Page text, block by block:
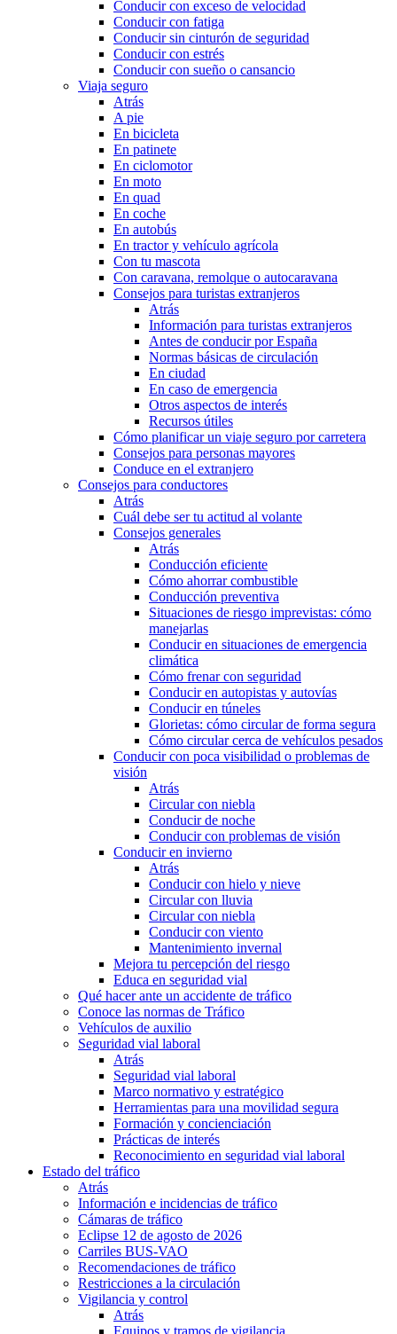
Conducir con exceso de velocidad
Conducir con fatiga
Conducir sin cinturón de seguridad
Conducir con estrés
Conducir con sueño o cansancio
Viaja seguro
Atrás
A pie
En bicicleta
En patinete
En ciclomotor
En moto
En quad
En coche
En autobús
En tractor y vehículo agrícola
Con tu mascota
Con caravana, remolque o autocaravana
Consejos para turistas extranjeros
Atrás
Información para turistas extranjeros
Antes de conducir por España
Normas básicas de circulación
En ciudad
En caso de emergencia
Otros aspectos de interés
Recursos útiles
Cómo planificar un viaje seguro por carretera
Consejos para personas mayores
Conduce en el extranjero
Consejos para conductores
Atrás
Cuál debe ser tu actitud al volante
Consejos generales
Atrás
Conducción eficiente
Cómo ahorrar combustible
Conducción preventiva
Situaciones de riesgo imprevistas: cómo
manejarlas
Conducir en situaciones de emergencia
climática
Cómo frenar con seguridad
Conducir en autopistas y autovías
Conducir en túneles
Glorietas: cómo circular de forma segura
Cómo circular cerca de vehículos pesados
Conducir con poca visibilidad o problemas de
visión
Atrás
Circular con niebla
Conducir de noche
Conducir con problemas de visión
Conducir en invierno
Atrás
Conducir con hielo y nieve
Circular con lluvia
Circular con niebla
Conducir con viento
Mantenimiento invernal
Mejora tu percepción del riesgo
Educa en seguridad vial
Qué hacer ante un accidente de tráfico
Conoce las normas de Tráfico
Vehículos de auxilio
Seguridad vial laboral
Atrás
Seguridad vial laboral
Marco normativo y estratégico
Herramientas para una movilidad segura
Formación y concienciación
Prácticas de interés
Reconocimiento en seguridad vial laboral
Estado del tráfico
Atrás
Información e incidencias de tráfico
Cámaras de tráfico
Eclipse 12 de agosto de 2026
Carriles BUS-VAO
Recomendaciones de tráfico
Restricciones a la circulación
Vigilancia y control
Atrás